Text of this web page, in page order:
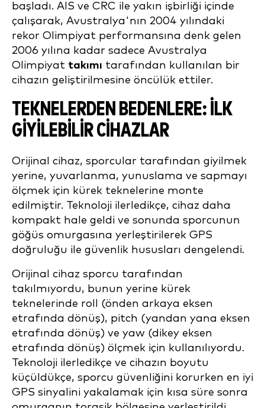
başladı. AIS ve CRC ile yakın işbirliği içinde
çalışarak, Avustralya'nın 2004 yılındaki
rekor Olimpiyat performansına denk gelen
2006 yılına kadar sadece Avustralya
Olimpiyat takımı tarafından kullanılan bir
cihazın geliştirilmesine öncülük ettiler.
TEKNELERDEN BEDENLERE: İLK
GIYILEBILIR CIHAZLAR
Orijinal cihaz, sporcular tarafından giyilmek
yerine, yuvarlanma, yunuslama ve sapmayı
ölçmek için kürek teknelerine monte
edilmiştir. Teknoloji ilerledikçe, cihaz daha
kompakt hale geldi ve sonunda sporcunun
göğüs omurgasına yerleştirilerek GPS
doğruluğu ile güvenlik hususları dengelendi.
Orijinal cihaz sporcu tarafından
takılmıyordu, bunun yerine kürek
teknelerinde roll (önden arkaya eksen
etrafında dönüş), pitch (yandan yana eksen
etrafında dönüş) ve yaw (dikey eksen
etrafında dönüş) ölçmek için kullanılıyordu.
Teknoloji ilerledikçe ve cihazın boyutu
küçüldükçe, sporcu güvenliğini korurken en iyi
GPS sinyalini yakalamak için kısa süre sonra